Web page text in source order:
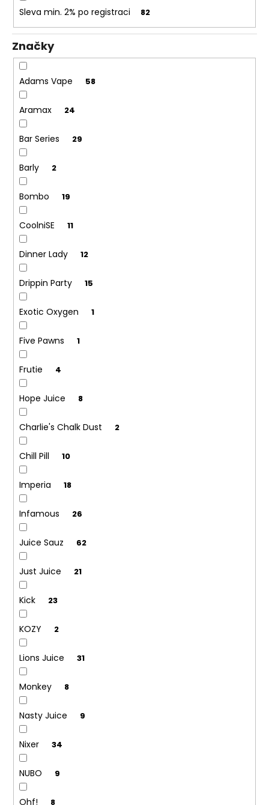
Sleva min. 2% po registraci 82
Značky
Adams Vape 58
Aramax 24
Bar Series 29
Barly 2
Bombo 19
CoolniSE 11
Dinner Lady 12
Drippin Party 15
Exotic Oxygen 1
Five Pawns 1
Frutie 4
Hope Juice 8
Charlie's Chalk Dust 2
Chill Pill 10
Imperia 18
Infamous 26
Juice Sauz 62
Just Juice 21
Kick 23
KOZY 2
Lions Juice 31
Monkey 8
Nasty Juice 9
Nixer 34
NUBO 9
Ohf! 8